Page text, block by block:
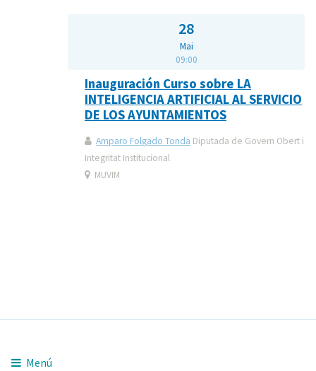
28
Mai
09:00
Inauguración Curso sobre LA
INTELIGENCIA ARTIFICIAL AL SERVICIO
DE LOS AYUNTAMIENTOS
Amparo Folgado Tonda Diputada de Govern Obert i
Integritat Institucional
MUVIM
Menú